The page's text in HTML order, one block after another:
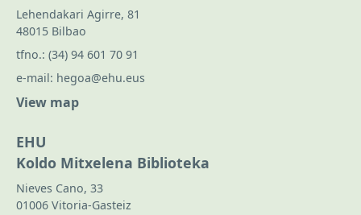
Lehendakari Agirre, 81
48015 Bilbao
tfno.: (34) 94 601 70 91
e-mail: hegoa@ehu.eus
View map
EHU
Koldo Mitxelena Biblioteka
Nieves Cano, 33
01006 Vitoria-Gasteiz